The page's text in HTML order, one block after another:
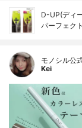
D-UP(ディ
パーフェク
モノシル公
Kei